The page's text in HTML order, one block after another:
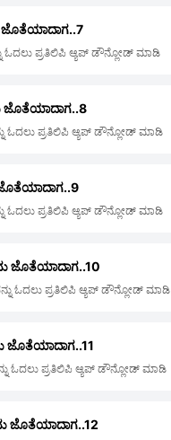
ಜೊತೆಯಾದಾಗ..7
ಓದಲು ಪ್ರತಿಲಿಪಿ ಆ್ಯಪ್ ಡೌನ್ಲೋಡ್ ಮಾಡಿ
ಜೊತೆಯಾದಾಗ..8
ಓದಲು ಪ್ರತಿಲಿಪಿ ಆ್ಯಪ್ ಡೌನ್ಲೋಡ್ ಮಾಡಿ
ಓದಲು ಪ್ರತಿಲಿಪಿ ಆ್ಯಪ್ ಡೌನ್ಲೋಡ್ ಮಾಡಿ
ಜೊತೆಯಾದಾಗ..10
ಓದಲು ಪ್ರತಿಲಿಪಿ ಆ್ಯಪ್ ಡೌನ್ಲೋಡ್ ಮಾಡಿ
ಜೊತೆಯಾದಾಗ..11
ಓದಲು ಪ್ರತಿಲಿಪಿ ಆ್ಯಪ್ ಡೌನ್ಲೋಡ್ ಮಾಡಿ
ಜೊತೆಯಾದಾಗ..12